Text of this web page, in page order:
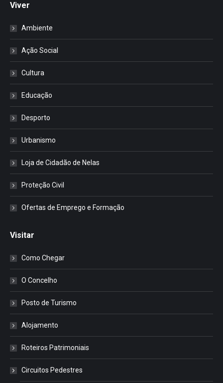
Viver
Ambiente
Ação Social
Cultura
Educação
Desporto
Urbanismo
Loja de Cidadão de Nelas
Proteção Civil
Ofertas de Emprego e Formação
Visitar
Como Chegar
O Concelho
Posto de Turismo
Alojamento
Roteiros Patrimoniais
Circuitos Pedestres